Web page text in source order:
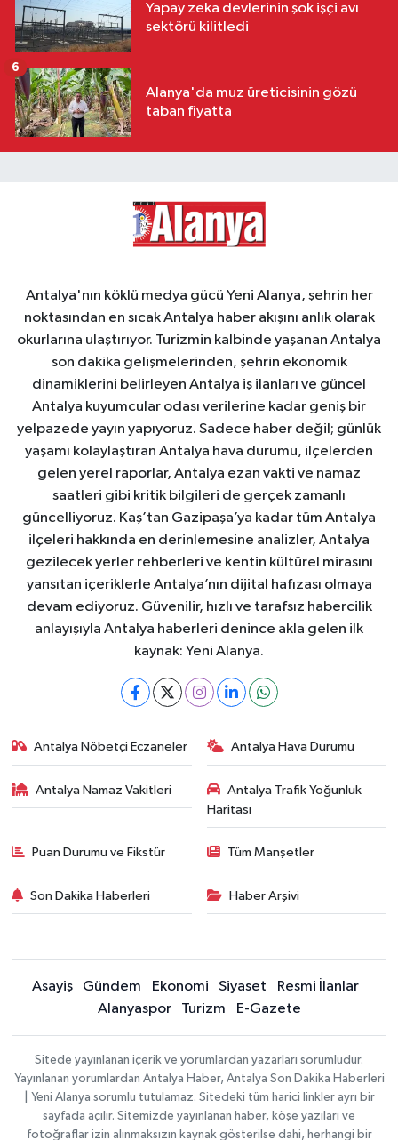
Yapay zeka devlerinin şok işçi avı
sektörü kilitledi
Alanya'da muz üreticisinin gözü
taban fiyatta
6
Antalya'nın köklü medya gücü Yeni Alanya, şehrin her
noktasından en sıcak Antalya haber akışını anlık olarak
okurlarına ulaştırıyor. Turizmin kalbinde yaşanan Antalya
son dakika gelişmelerinden, şehrin ekonomik
dinamiklerini belirleyen Antalya iş ilanları ve güncel
Antalya kuyumcular odası verilerine kadar geniş bir
yelpazede yayın yapıyoruz. Sadece haber değil; günlük
yaşamı kolaylaştıran Antalya hava durumu, ilçelerden
gelen yerel raporlar, Antalya ezan vakti ve namaz
saatleri gibi kritik bilgileri de gerçek zamanlı
güncelliyoruz. Kaş’tan Gazipaşa’ya kadar tüm Antalya
ilçeleri hakkında en derinlemesine analizler, Antalya
gezilecek yerler rehberleri ve kentin kültürel mirasını
yansıtan içeriklerle Antalya’nın dijital hafızası olmaya
devam ediyoruz. Güvenilir, hızlı ve tarafsız habercilik
anlayışıyla Antalya haberleri denince akla gelen ilk
kaynak: Yeni Alanya.
Antalya Nöbetçi Eczaneler Antalya Hava Durumu
Antalya Namaz Vakitleri
Antalya Trafik Yoğunluk
Haritası
Puan Durumu ve Fikstür Tüm Manşetler
Son Dakika Haberleri Haber Arşivi
Asayiş Gündem Ekonomi Siyaset
Resmi İlanlar
Alanyaspor
Turizm E-Gazete
Sitede yayınlanan içerik ve yorumlardan yazarları sorumludur.
Yayınlanan yorumlardan Antalya Haber, Antalya Son Dakika Haberleri
| Yeni Alanya sorumlu tutulamaz. Sitedeki tüm harici linkler ayrı bir
sayfada açılır. Sitemizde yayınlanan haber, köşe yazıları ve
fotoğraflar izin alınmaksızın kaynak gösterilse dahi, herhangi bir